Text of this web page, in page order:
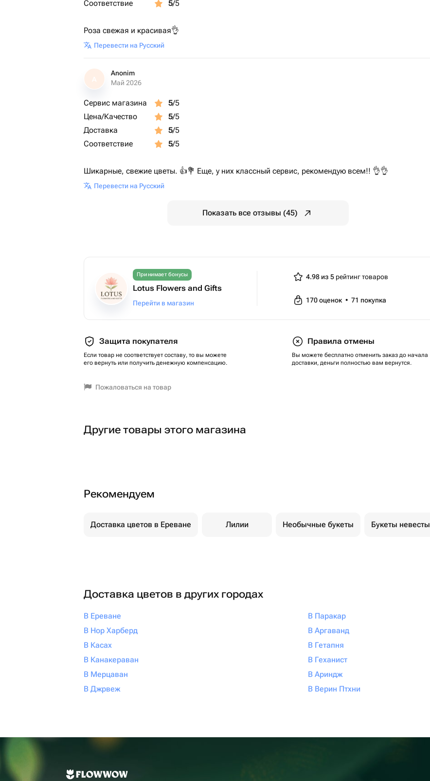
Соответствие
5/5
Роза свежая и красивая👌
Перевести на Русский
A
Anonim
Май 2026
Сервис магазина 5/5
Цена/Качество
5/5
Доставка
5/5
Соответствие
5/5
Шикарные, свежие цветы. 👍💐 Еще, у них классный сервис, рекомендую всем!! 👌👌
Перевести на Русский
Показать все отзывы (45)
Принимает бонусы
Lotus Flowers and Gifts
Перейти в магазин
4.98 из 5 рейтинг товаров
170оценок • 71 покупка
Защита покупателя
Если товар не соответствует составу, то вы можете
его вернуть или получить денежную компенсацию.
Правила отмены
Вы можете бесплатно отменить заказ до начала
доставки, деньги полностью вам вернутся.
Пожаловаться на товар
Другие товары этого магазина
Рекомендуем
Доставка цветов в Ереване Лилии Необычные букеты Букеты невесты
Доставка цветов в других городах
В Ереване
В Нор Харберд
В Касах
В Канакераван
В Мерцаван
В Джрвеж
В Паракар
В Аргаванд
В Гетапня
В Геханист
В Ариндж
В Верин Птхни